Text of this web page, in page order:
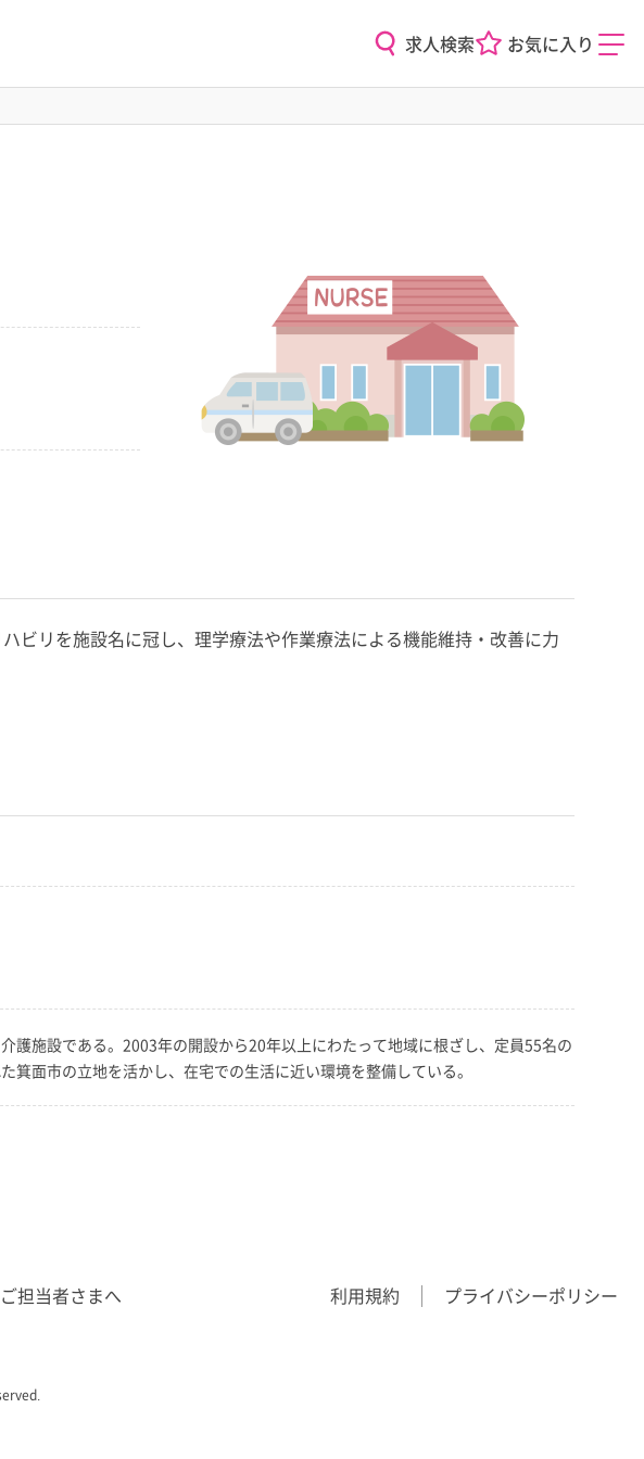
求人検索 お気に入り
ビリを施設名に冠し、理学療法や作業療法による機能維持・改善に力
護施設である。2003年の開設から20年以上にわたって地域に根ざし、定員55名の
面市の立地を活かし、在宅での生活に近い環境を整備している。
担当者さまへ 利用規約 プライバシーポリシー